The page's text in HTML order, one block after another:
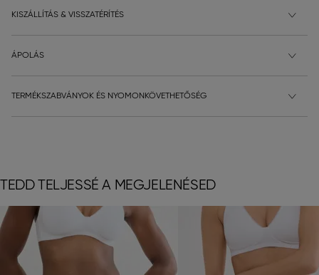
KISZÁLLÍTÁS & VISSZATÉRÍTÉS
ÁPOLÁS
TERMÉKSZABVÁNYOK ÉS NYOMONKÖVETHETŐSÉG
TEDD TELJESSÉ A MEGJELENÉSED